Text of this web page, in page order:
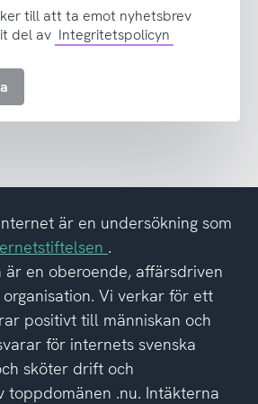
till att ta emot nyhetsbrev
del av Integritetspolicyn
är en undersökning som
.
en oberoende, affärsdriven
Vi verkar för ett
positivt till människan och
för internets svenska
sköter drift och
toppdomänen .nu. Intäkterna